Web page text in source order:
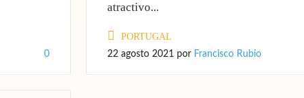
0
atractivo...
PORTUGAL
22 agosto 2021 por Francisco Rubio